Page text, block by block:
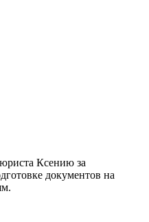
Ксению за
документов на